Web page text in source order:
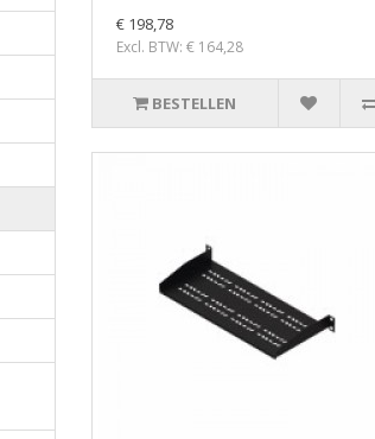
€ 198,78
Excl. BTW: € 164,28
BESTELLEN